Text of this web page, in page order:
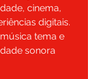
cinema,
digitais.
tema e
sonora